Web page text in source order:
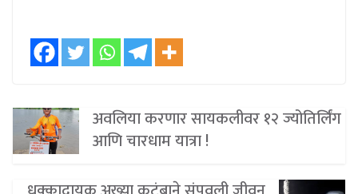
अवलिया करणार सायकलीवर १२ ज्योतिर्लिंग
आणि चारधाम यात्रा !